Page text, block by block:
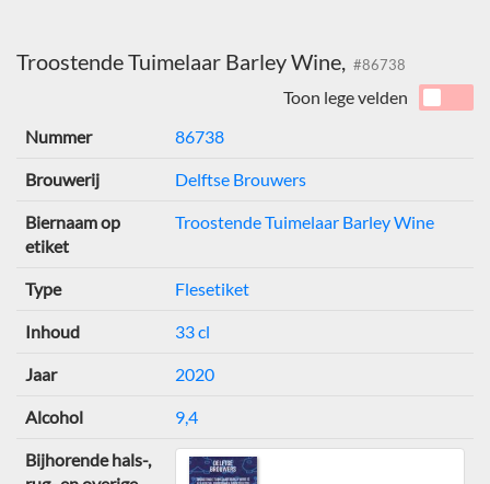
Troostende Tuimelaar Barley Wine, #86738
Toon lege velden
Nummer
86738
Brouwerij Delftse Brouwers
Biernaam op
etiket
Troostende Tuimelaar Barley Wine
Type Flesetiket
Inhoud 33 cl
Jaar 2020
Alcohol 9,4
Bijhorende hals-,